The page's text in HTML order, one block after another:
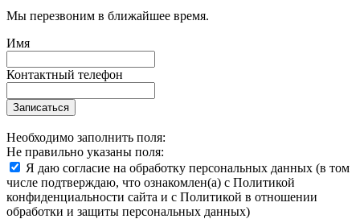
Мы перезвоним в ближайшее время.
Имя
Контактный телефон
Записаться
Необходимо заполнить поля:
Не правильно указаны поля:
Я даю согласие на обработку персональных данных (в том
числе подтверждаю, что ознакомлен(а) с Политикой
конфиденциальности сайта и с Политикой в отношении
обработки и защиты персональных данных)